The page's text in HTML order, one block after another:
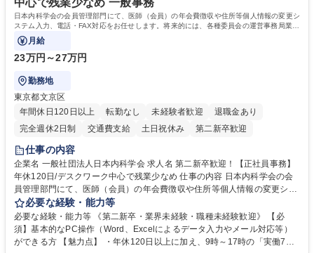
中心で残業少なめ 一般事務
日本内科学会の会員管理部門にて、医師（会員）の年会費徴収や住所等個人情報の変更シ
ステム入力、電話・FAX対応をお任せします。将来的には、各種委員会の運営事務局業務
などにも幅広く携わっていただきます。
月給
23万円～27万円
勤務地
東京都文京区
年間休日120日以上
転勤なし 未経験者歓迎
退職金あり
完全週休2日制
交通費支給 土日祝休み 第二新卒歓迎
仕事の内容
企業名 一般社団法人日本内科学会 求人名 第二新卒歓迎！【正社員事務】
年休120日/デスクワーク中心で残業少なめ 仕事の内容 日本内科学会の会
員管理部門にて、医師（会員）の年会費徴収や住所等個人情報の変更シス
テム入力、電話・FAX対応をお任せします。将来的には、各種委員会の運
営事務局業務などにも幅広く携わっていただきます。 【会員管理・データ
入力業務】 ・医師（会員）の住所変更、個人情報のシステム登録・更新
・年会費の徴収管理や入金データの照合確認 【問い合わせ対応】 ・会員
必要な経験・能力等
必要な経験・能力等 《第二新卒・業界未経験・職種未経験歓迎》 【必
須】基本的なPC操作（Word、Excelによるデータ入力やメール対応等）
ができる方 【魅力点】 ・年休120日以上に加え、9時～17時の「実働7時